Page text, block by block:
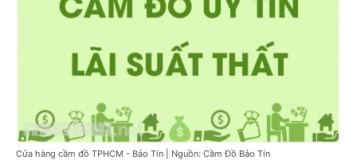
Cửa hàng cầm đồ TPHCM - Bảo Tín | Nguồn: Cầm Đồ Bảo Tín